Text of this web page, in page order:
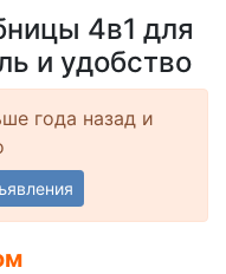
4в1 для
и удобство
года назад и